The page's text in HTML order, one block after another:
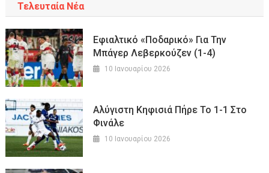
Τελευταία Νέα
Εφιαλτικό «ποδαρικό» Για Την
Μπάγερ Λεβερκούζεν (1-4)
10 Ιανουαρίου 2026
Αλύγιστη Κηφισιά Πήρε Το 1-1 Στο
Φινάλε
10 Ιανουαρίου 2026